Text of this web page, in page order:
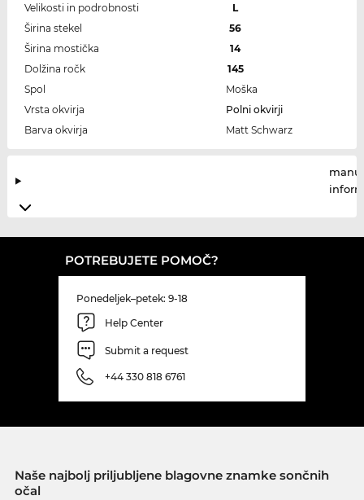
Velikosti in podrobnosti
L
Širina stekel
56
Širina mostička
14
Dolžina ročk
145
Spol
Moška
Vrsta okvirja
Polni okvirji
Barva okvirja
Matt Schwarz
POTREBUJETE POMOČ?
Ponedeljek–petek: 9-18
Help Center
Submit a request
+44 330 818 6761
Naše najbolj priljubljene blagovne znamke sončnih
očal